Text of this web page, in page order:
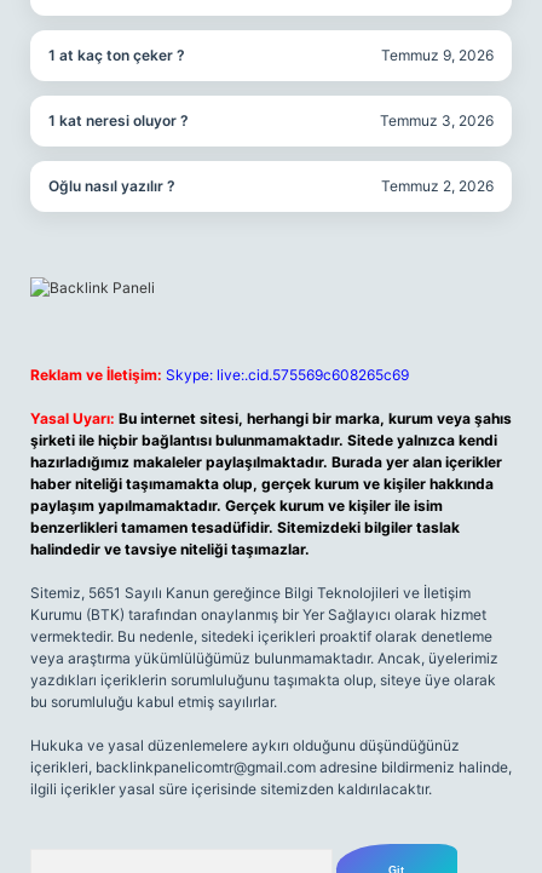
1 at kaç ton çeker ? Temmuz 9, 2026
1 kat neresi oluyor ? Temmuz 3, 2026
Oğlu nasıl yazılır ? Temmuz 2, 2026
Reklam ve İletişim: Skype: live:.cid.575569c608265c69
Yasal Uyarı: Bu internet sitesi, herhangi bir marka, kurum veya şahıs
şirketi ile hiçbir bağlantısı bulunmamaktadır. Sitede yalnızca kendi
hazırladığımız makaleler paylaşılmaktadır. Burada yer alan içerikler
haber niteliği taşımamakta olup, gerçek kurum ve kişiler hakkında
paylaşım yapılmamaktadır. Gerçek kurum ve kişiler ile isim
benzerlikleri tamamen tesadüfidir. Sitemizdeki bilgiler taslak
halindedir ve tavsiye niteliği taşımazlar.
Sitemiz, 5651 Sayılı Kanun gereğince Bilgi Teknolojileri ve İletişim
Kurumu (BTK) tarafından onaylanmış bir Yer Sağlayıcı olarak hizmet
vermektedir. Bu nedenle, sitedeki içerikleri proaktif olarak denetleme
veya araştırma yükümlülüğümüz bulunmamaktadır. Ancak, üyelerimiz
yazdıkları içeriklerin sorumluluğunu taşımakta olup, siteye üye olarak
bu sorumluluğu kabul etmiş sayılırlar.
Hukuka ve yasal düzenlemelere aykırı olduğunu düşündüğünüz
içerikleri, backlinkpanelicomtr@gmail.com adresine bildirmeniz halinde,
ilgili içerikler yasal süre içerisinde sitemizden kaldırılacaktır.